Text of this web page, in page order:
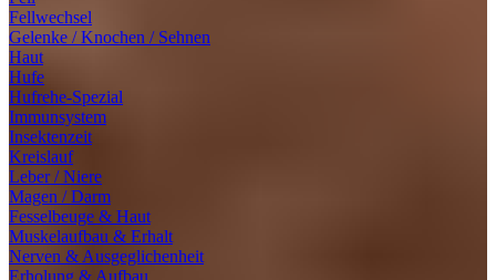
Fellwechsel
Gelenke / Knochen / Sehnen
Haut
Hufe
Hufrehe-Spezial
Immunsystem
Insektenzeit
Kreislauf
Leber / Niere
Magen / Darm
Fesselbeuge & Haut
Muskelaufbau & Erhalt
Nerven & Ausgeglichenheit